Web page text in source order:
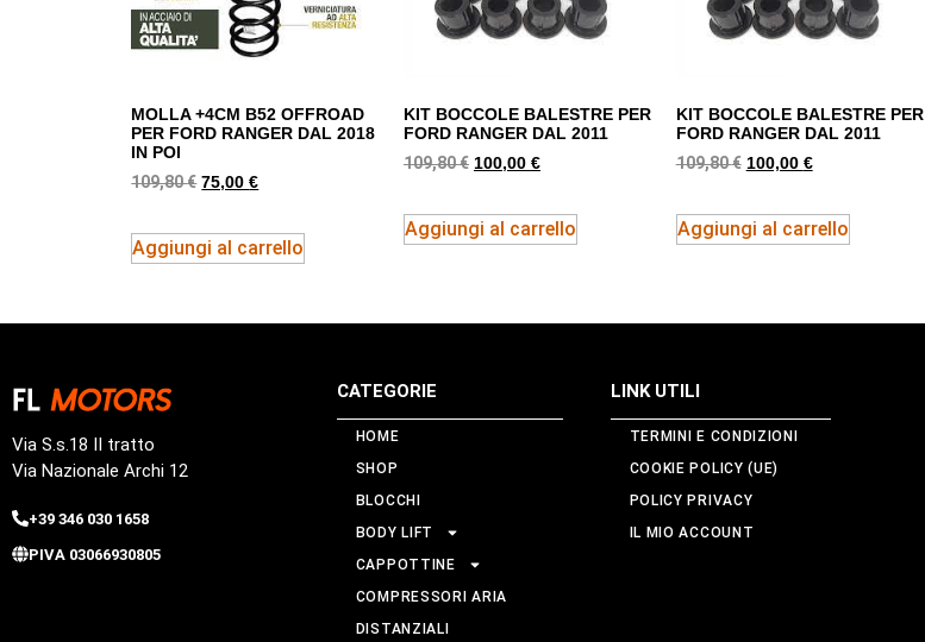
MOLLA +4CM B52 OFFROAD
PER FORD RANGER DAL 2018
IN POI
109,80€ 75,00€
Aggiungi al carrello
KIT BOCCOLE BALESTRE PER
FORD RANGER DAL 2011
109,80€ 100,00 €
Aggiungi al carrello
KIT BOCCOLE BALESTRE PER
FORD RANGER DAL 2011
109,80€ 100,00 €
Aggiungi al carrello
Via S.s.18 II tratto
Via Nazionale Archi 12
+39 346 030 1658
PIVA 03066930805
CATEGORIE
HOME
SHOP
BLOCCHI
BODY LIFT
CAPPOTTINE
COMPRESSORI ARIA
DISTANZIALI
LINK UTILI
TERMINI E CONDIZIONI
COOKIE POLICY (UE)
POLICY PRIVACY
IL MIO ACCOUNT